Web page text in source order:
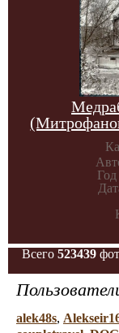
Всего 523439
alek48s,